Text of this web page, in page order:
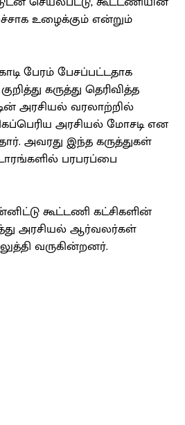
உழைக்கும் என்றும்
பேரம் பேசப்பட்டதாக
கருத்து தெரிவித்த
அரசியல் வரலாற்றில்
அரசியல் மோசடி என
அவரது இந்த கருத்துகள்
பரபரப்பை
கூட்டணி கட்சிகளின்
அரசியல் ஆர்வலர்கள்
வருகின்றனர்.